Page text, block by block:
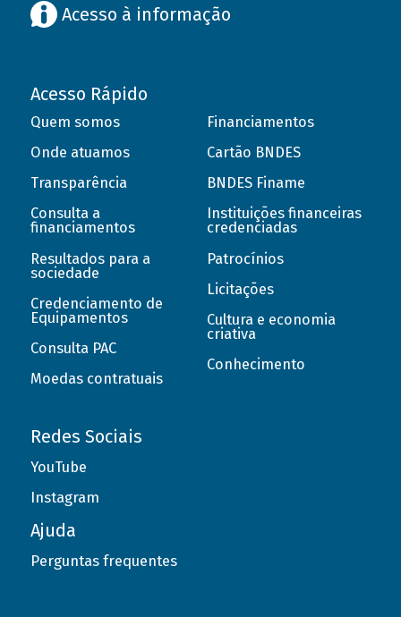
Acesso à informação
Acesso Rápido
Quem somos
Onde atuamos
Transparência
Consulta a
financiamentos
Resultados para a
sociedade
Credenciamento de
Equipamentos
Consulta PAC
Moedas contratuais
Financiamentos
Cartão BNDES
BNDES Finame
Instituições financeiras
credenciadas
Patrocínios
Licitações
Cultura e economia
criativa
Conhecimento
Redes Sociais
YouTube
Instagram
Ajuda
Perguntas frequentes